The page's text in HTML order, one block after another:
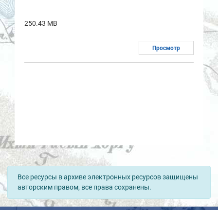
250.43 MB
Просмотр
Все ресурсы в архиве электронных ресурсов защищены
авторским правом, все права сохранены.